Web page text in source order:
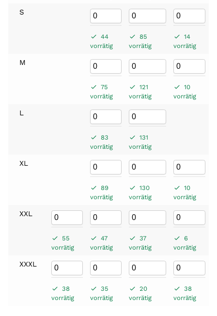
S
44
vorrätig
85
vorrätig
14
vorrätig
M
75
vorrätig
121
vorrätig
10
vorrätig
L
83
vorrätig
131
vorrätig
XL
89
vorrätig
130
vorrätig
10
vorrätig
XXL
55
vorrätig
47
vorrätig
37
vorrätig
6
vorrätig
XXXL
38
vorrätig
35
vorrätig
20
vorrätig
38
vorrätig